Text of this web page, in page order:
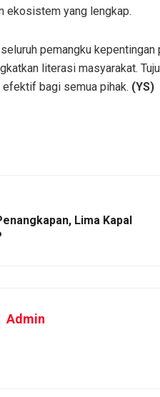
ekosistem yang lengkap.
pemangku
literasi masyarakat.
bagi semua pihak. (YS)
Lima Kapal
Admin